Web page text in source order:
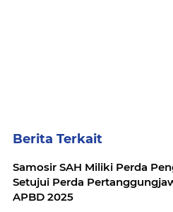
Berita Terkait
Samosir SAH Miliki Perda Pengelolaan Sampah: DPRD
Setujui Perda
APBD 2025